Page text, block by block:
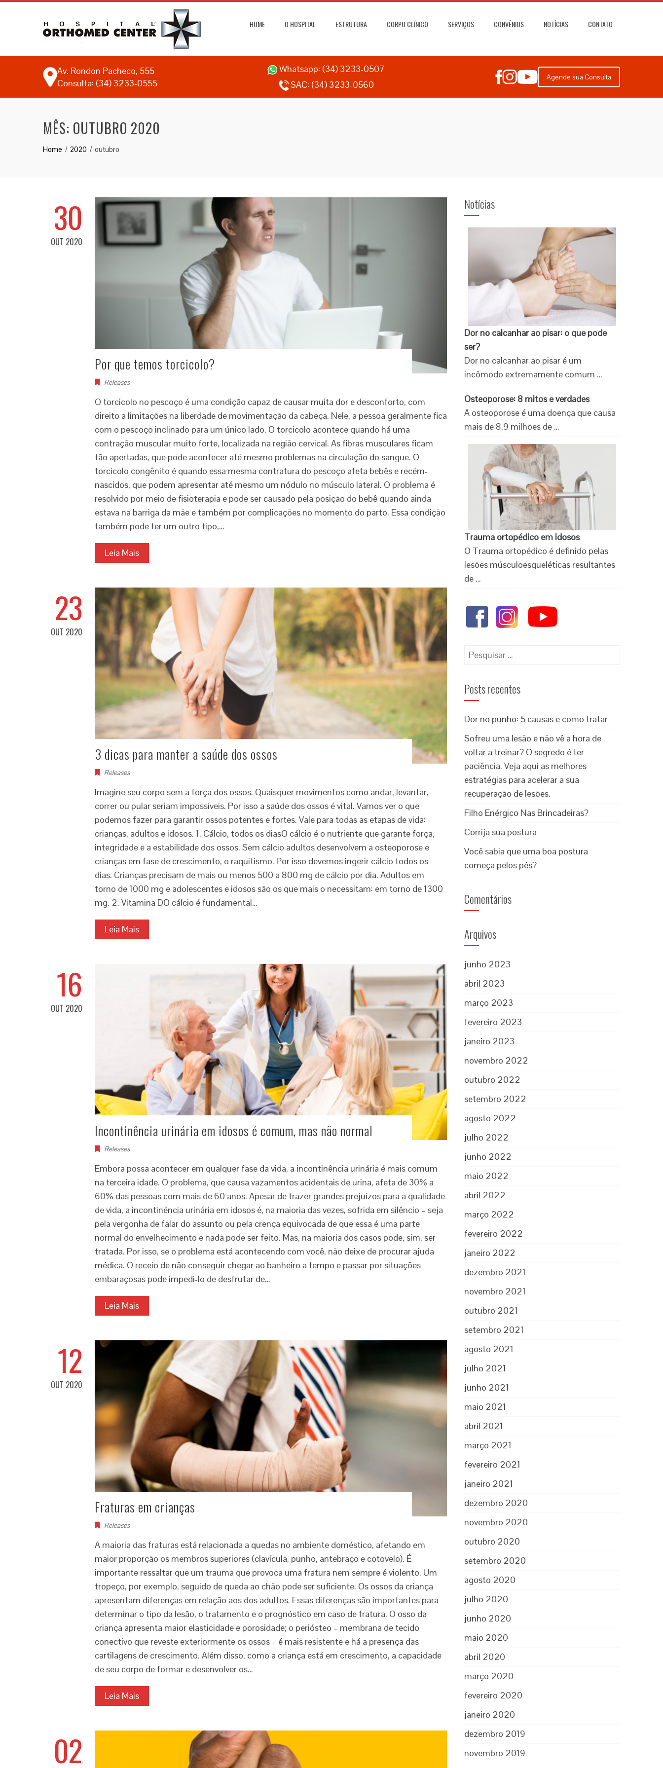
HOME O HOSPITAL ESTRUTURA CORPO CLÍNICO SERVIÇOS CONVÊNIOS NOTÍCIAS CONTATO
Av. Rondon Pacheco, 555
Consulta: (34) 3233-0555
Whatsapp: (34) 3233-0507
SAC: (34) 3233-0560
Agende sua Consulta
MÊS: OUTUBRO 2020
Home 2020 outubro
30
OUT 2020
Por que temos torcicolo?
Releases
O torcicolo no pescoço é uma condição capaz de causar muita dor e desconforto, com
direito a limitações na liberdade de movimentação da cabeça. Nele, a pessoa geralmente fica
com o pescoço inclinado para um único lado. O torcicolo acontece quando há uma
contração muscular muito forte, localizada na região cervical. As fibras musculares ficam
tão apertadas, que pode acontecer até mesmo problemas na circulação do sangue. O
torcicolo congênito é quando essa mesma contratura do pescoço afeta bebês e recém-
nascidos, que podem apresentar até mesmo um nódulo no músculo lateral. O problema é
resolvido por meio de fisioterapia e pode ser causado pela posição do bebê quando ainda
estava na barriga da mãe e também por complicações no momento do parto. Essa condição
também pode ter um outro tipo,…
Leia Mais
23
OUT 2020
3 dicas para manter a saúde dos ossos
Releases
Imagine seu corpo sem a força dos ossos. Quaisquer movimentos como andar, levantar,
correr ou pular seriam impossíveis. Por isso a saúde dos ossos é vital. Vamos ver o que
podemos fazer para garantir ossos potentes e fortes. Vale para todas as etapas de vida:
crianças, adultos e idosos. 1. Cálcio, todos os diasO cálcio é o nutriente que garante força,
integridade e a estabilidade dos ossos. Sem cálcio adultos desenvolvem a osteoporose e
crianças em fase de crescimento, o raquitismo. Por isso devemos ingerir cálcio todos os
dias. Crianças precisam de mais ou menos 500 a 800 mg de cálcio por dia. Adultos em
torno de 1000 mg e adolescentes e idosos são os que mais o necessitam: em torno de 1300
mg. 2. Vitamina DO cálcio é fundamental…
Leia Mais
16
OUT 2020
Incontinência urinária em idosos é comum, mas não normal
Releases
Embora possa acontecer em qualquer fase da vida, a incontinência urinária é mais comum
na terceira idade. O problema, que causa vazamentos acidentais de urina, afeta de 30% a
60% das pessoas com mais de 60 anos. Apesar de trazer grandes prejuízos para a qualidade
de vida, a incontinência urinária em idosos é, na maioria das vezes, sofrida em silêncio – seja
pela vergonha de falar do assunto ou pela crença equivocada de que essa é uma parte
normal do envelhecimento e nada pode ser feito. Mas, na maioria dos casos pode, sim, ser
tratada. Por isso, se o problema está acontecendo com você, não deixe de procurar ajuda
médica. O receio de não conseguir chegar ao banheiro a tempo e passar por situações
embaraçosas pode impedi-lo de desfrutar de…
Leia Mais
12
OUT 2020
Fraturas em crianças
Releases
A maioria das fraturas está relacionada a quedas no ambiente doméstico, afetando em
maior proporção os membros superiores (clavícula, punho, antebraço e cotovelo). É
importante ressaltar que um trauma que provoca uma fratura nem sempre é violento. Um
tropeço, por exemplo, seguido de queda ao chão pode ser suficiente. Os ossos da criança
apresentam diferenças em relação aos dos adultos. Essas diferenças são importantes para
determinar o tipo da lesão, o tratamento e o prognóstico em caso de fratura. O osso da
criança apresenta maior elasticidade e porosidade; o periósteo – membrana de tecido
conectivo que reveste exteriormente os ossos – é mais resistente e há a presença das
cartilagens de crescimento. Além disso, como a criança está em crescimento, a capacidade
de seu corpo de formar e desenvolver os…
Leia Mais
02
Notícias
Dor no calcanhar ao pisar: o que pode
ser?
Dor no calcanhar ao pisar é um
incômodo extremamente comum …
Osteoporose: 8 mitos e verdades
A osteoporose é uma doença que causa
mais de 8,9 milhões de …
Trauma ortopédico em idosos
O Trauma ortopédico é definido pelas
lesões músculoesqueléticas resultantes
de …
Posts recentes
Dor no punho: 5 causas e como tratar
Sofreu uma lesão e não vê a hora de
voltar a treinar? O segredo é ter
paciência. Veja aqui as melhores
estratégias para acelerar a sua
recuperação de lesões.
Filho Enérgico Nas Brincadeiras?
Corrija sua postura
Você sabia que uma boa postura
começa pelos pés?
Comentários
Arquivos
junho 2023
abril 2023
março 2023
fevereiro 2023
janeiro 2023
novembro 2022
outubro 2022
setembro 2022
agosto 2022
julho 2022
junho 2022
maio 2022
abril 2022
março 2022
fevereiro 2022
janeiro 2022
dezembro 2021
novembro 2021
outubro 2021
setembro 2021
agosto 2021
julho 2021
junho 2021
maio 2021
abril 2021
março 2021
fevereiro 2021
janeiro 2021
dezembro 2020
novembro 2020
outubro 2020
setembro 2020
agosto 2020
julho 2020
junho 2020
maio 2020
abril 2020
março 2020
fevereiro 2020
janeiro 2020
dezembro 2019
novembro 2019